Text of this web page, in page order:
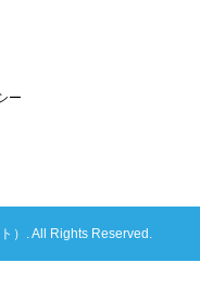
ー
）. All Rights Reserved.